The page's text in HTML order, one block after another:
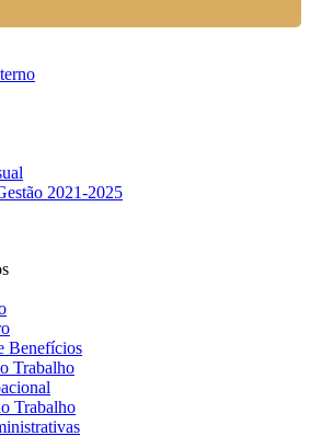
2021-2025
Benefícios
Trabalho
Trabalho